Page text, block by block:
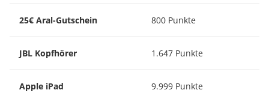
25€ Aral-Gutschein 800 Punkte
JBL Kopfhörer 1.647 Punkte
Apple iPad 9.999 Punkte